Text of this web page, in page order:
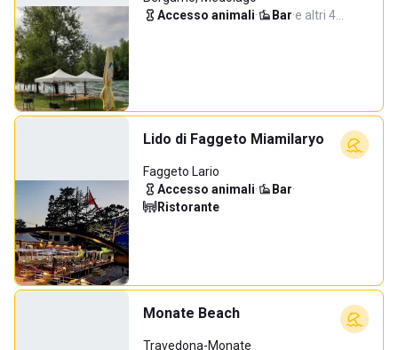
Accesso animali· Bar·e altri 4…
Lido di Faggeto Miamilaryo
Faggeto Lario
Accesso animali· Bar·
Ristorante
Monate Beach
Travedona-Monate